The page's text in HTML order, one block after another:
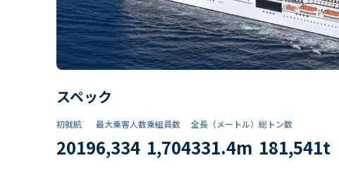
スペック
初就航
2019
最大乗客人数
6,334
乗組員数​
1,704
全長（メートル）
331.4m
総トン数​
181,541t